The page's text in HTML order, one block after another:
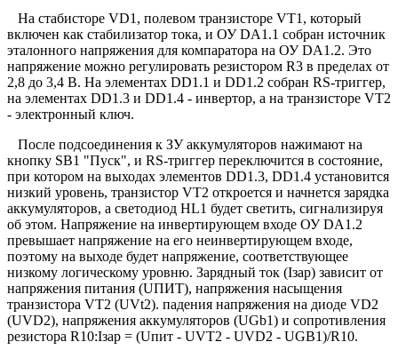
На стабисторе VD1, полевом транзисторе VT1, который
включен как стабилизатор тока, и ОУ DA1.1 собран источник
эталонного напряжения для компаратора на ОУ DA1.2. Это
напряжение можно регулировать резистором R3 в пределах от
2,8 до 3,4 В. На элементах DD1.1 и DD1.2 собран RS-триггер,
на элементах DD1.3 и DD1.4 - инвертор, а на транзисторе VT2
- электронный ключ.
После подсоединения к ЗУ аккумуляторов нажимают на
кнопку SB1 "Пуск", и RS-триггер переключится в состояние,
при котором на выходах элементов DD1.3, DD1.4 установится
низкий уровень, транзистор VT2 откроется и начнется зарядка
аккумуляторов, а светодиод HL1 будет светить, сигнализируя
об этом. Напряжение на инвертирующем входе ОУ DA1.2
превышает напряжение на его неинвертирующем входе,
поэтому на выходе будет напряжение, соответствующее
низкому логическому уровню. Зарядный ток (Iзар) зависит от
напряжения питания (UПИТ), напряжения насыщения
транзистора VT2 (UVt2). падения напряжения на диоде VD2
(UVD2), напряжения аккумуляторов (UGb1) и сопротивления
резистора R10:Iзар = (Uпит - UVT2 - UVD2 - UGB1)/R10.